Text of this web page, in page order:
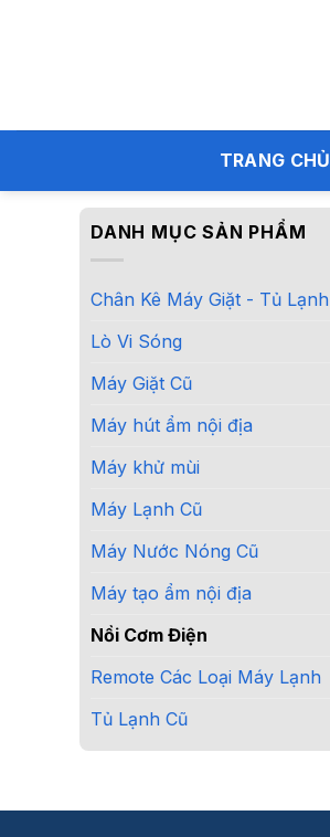
TRANG CHỦ
DANH MỤC SẢN PHẨM
Chân Kê Máy Giặt - Tủ Lạnh
Lò Vi Sóng
Máy Giặt Cũ
Máy hút ẩm nội địa
Máy khử mùi
Máy Lạnh Cũ
Máy Nước Nóng Cũ
Máy tạo ẩm nội địa
Nồi Cơm Điện
Remote Các Loại Máy Lạnh
Tủ Lạnh Cũ